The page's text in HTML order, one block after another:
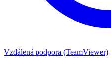
Vzdálená podpora (TeamViewer)